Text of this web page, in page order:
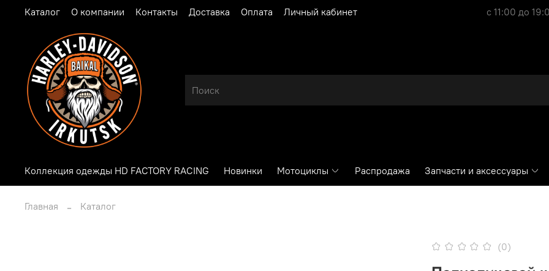
Каталог О компании Контакты Доставка Оплата Личный кабинет с 11:00 до
Коллекция одежды HD FACTORY RACING Новинки Мотоциклы Распродажа Запчасти и аксессуары
Главная Каталог
(0)